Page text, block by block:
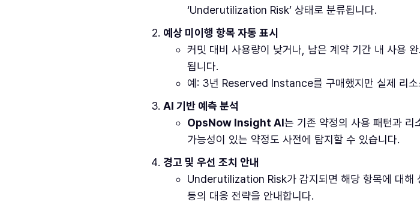
‘Underutilization Risk’ 상태로 분류됩니다.
예상 미이행 항목 자동 표시
커밋 대비 사용량이 낮거나, 남은 계약 기간 내 사용
됩니다.
예: 3년 Reserved Instance를 구매했지만 실제 리
AI 기반 예측 분석
OpsNow Insight AI는 기존 약정의 사용 패턴과 리
가능성이 있는 약정도 사전에 탐지할 수 있습니다.
경고 및 우선 조치 안내
Underutilization Risk가 감지되면 해당 항목에 대
등의 대응 전략을 안내합니다.